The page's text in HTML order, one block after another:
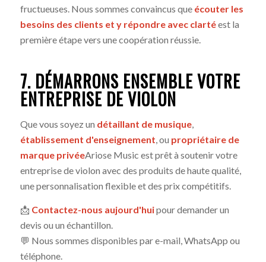
fructueuses. Nous sommes convaincus que écouter les
besoins des clients et y répondre avec clartéest la
première étape vers une coopération réussie.
7. DÉMARRONS ENSEMBLE VOTRE
ENTREPRISE DE VIOLON
Que vous soyez un détaillant de musique,
établissement d'enseignement, ou propriétaire de
marque privéeAriose Music est prêt à soutenir votre
entreprise de violon avec des produits de haute qualité,
une personnalisation flexible et des prix compétitifs.
📩 Contactez-nous aujourd'huipour demander un
devis ou un échantillon.
💬 Nous sommes disponibles par e-mail, WhatsApp ou
téléphone.